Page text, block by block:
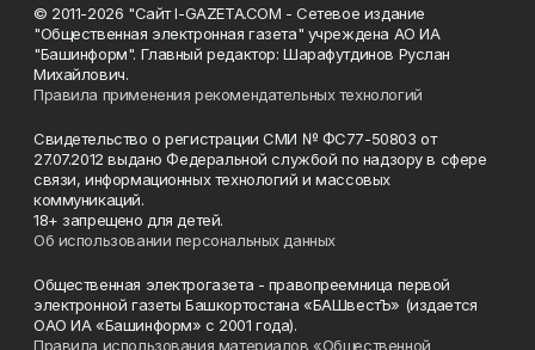
© 2011-2026 "Сайт I-GAZETA.COM - Сетевое издание
"Общественная электронная газета" учреждена АО ИА
"Башинформ". Главный редактор: Шарафутдинов Руслан
Михайлович.
Правила применения рекомендательных технологий
Свидетельство о регистрации СМИ № ФС77-50803 от
27.07.2012 выдано Федеральной службой по надзору в сфере
связи, информационных технологий и массовых
коммуникаций.
18+ запрещено для детей.
Об использовании персональных данных
Общественная электрогазета - правопреемница первой
электронной газеты Башкортостана «БАШвестЪ» (издается
ОАО ИА «Башинформ» с 2001 года).
Правила использования материалов «Общественной